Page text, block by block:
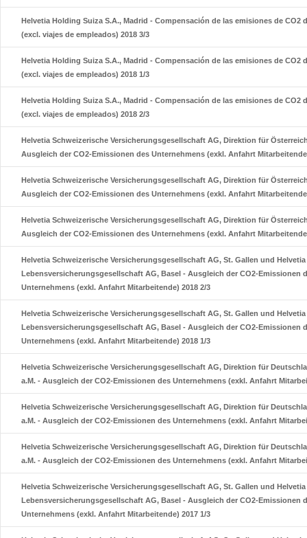
Helvetia Holding Suiza S.A., Madrid - Compensación de las emisiones de CO2
(excl. viajes de empleados) 2018 3/3
Helvetia Holding Suiza S.A., Madrid - Compensación de las emisiones de CO2
(excl. viajes de empleados) 2018 1/3
Helvetia Holding Suiza S.A., Madrid - Compensación de las emisiones de CO2
(excl. viajes de empleados) 2018 2/3
Helvetia Schweizerische Versicherungsgesellschaft AG, Direktion für
Ausgleich der CO2-Emissionen des Unternehmens (exkl. Anfahrt
Helvetia Schweizerische Versicherungsgesellschaft AG, Direktion für
Ausgleich der CO2-Emissionen des Unternehmens (exkl. Anfahrt
Helvetia Schweizerische Versicherungsgesellschaft AG, Direktion für
Ausgleich der CO2-Emissionen des Unternehmens (exkl. Anfahrt
Helvetia Schweizerische Versicherungsgesellschaft AG, St. Gallen und
Lebensversicherungsgesellschaft AG, Basel - Ausgleich der CO2-Emissionen
Unternehmens (exkl. Anfahrt Mitarbeitende) 2018 2/3
Helvetia Schweizerische Versicherungsgesellschaft AG, St. Gallen und
Lebensversicherungsgesellschaft AG, Basel - Ausgleich der CO2-Emissionen
Unternehmens (exkl. Anfahrt Mitarbeitende) 2018 1/3
Helvetia Schweizerische Versicherungsgesellschaft AG, Direktion für
a.M. - Ausgleich der CO2-Emissionen des Unternehmens (exkl. Anfahrt
Helvetia Schweizerische Versicherungsgesellschaft AG, Direktion für
a.M. - Ausgleich der CO2-Emissionen des Unternehmens (exkl. Anfahrt
Helvetia Schweizerische Versicherungsgesellschaft AG, Direktion für
a.M. - Ausgleich der CO2-Emissionen des Unternehmens (exkl. Anfahrt
Helvetia Schweizerische Versicherungsgesellschaft AG, St. Gallen und
Lebensversicherungsgesellschaft AG, Basel - Ausgleich der CO2-Emissionen
Unternehmens (exkl. Anfahrt Mitarbeitende) 2017 1/3